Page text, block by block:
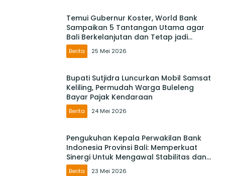
Temui Gubernur Koster, World Bank
Sampaikan 5 Tantangan Utama agar
Bali Berkelanjutan dan Tetap jadi
Primadona
Berita 25 Mei 2026
Bupati Sutjidra Luncurkan Mobil Samsat
Keliling, Permudah Warga Buleleng
Bayar Pajak Kendaraan
Berita 24 Mei 2026
Pengukuhan Kepala Perwakilan Bank
Indonesia Provinsi Bali: Memperkuat
Sinergi Untuk Mengawal Stabilitas dan
Mendorong Pertumbuhan Ekonomi Bali
Berita 23 Mei 2026